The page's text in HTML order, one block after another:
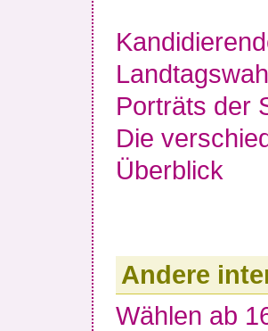
Porträts der
Die
Überblick
Andere
Wählen ab